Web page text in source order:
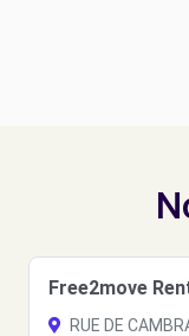
Free2move
RUE DE